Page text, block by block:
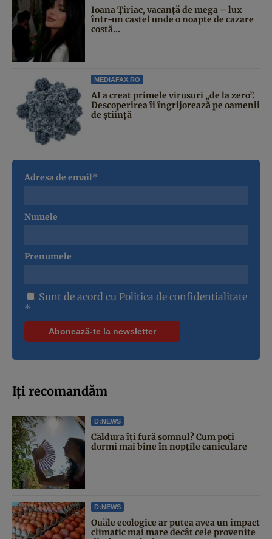
Ioana Țiriac, vacanță de mega – lux
într-un castel unde o noapte de cazare
costă...
MEDIAFAX.RO
AI a creat primele virusuri „de la zero”.
Descoperirea îi îngrijorează pe oamenii
de știință
Adresa de email*
Numele
Prenumele
Sunt de acord cu Politica de confidentialitate
*
Iți recomandăm
D:NEWS
Căldura îți fură somnul? Cum poți
dormi mai bine în nopțile caniculare
D:NEWS
Ouăle ecologice ar putea avea un impact
climatic mai mare decât cele provenite